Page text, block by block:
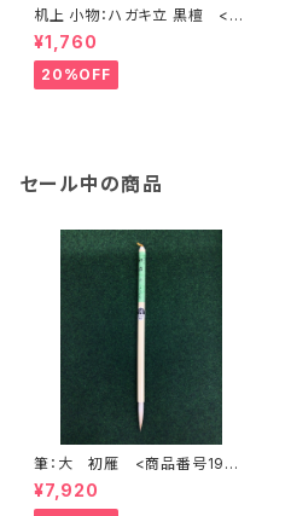
机上 小物：ハガキ立 黒檀 <商
品番号1393>
¥1,760
20%OFF
セール中の商品
筆：大 初雁 <商品番号1904
>
¥7,920